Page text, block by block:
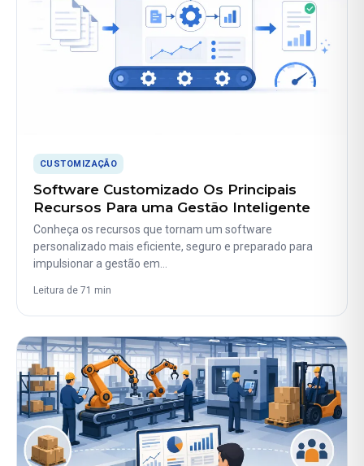
CUSTOMIZAÇÃO
Software Customizado Os Principais
Recursos Para uma Gestão Inteligente
Conheça os recursos que tornam um software
personalizado mais eficiente, seguro e preparado para
impulsionar a gestão em…
Leitura de 71 min